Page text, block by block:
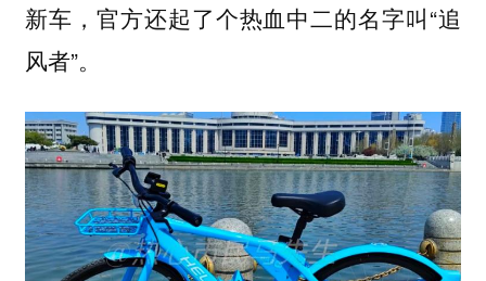
新车，官方还起了个热血中二的名字叫“追
风者”。